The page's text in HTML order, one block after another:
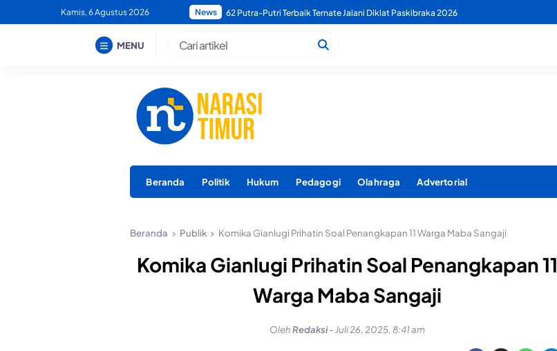
to
Kamis, 6 Agustus 2026 News Bupati Morotai Minta PDAM Benahi Pelayanan Air Bersih Secara Menyeluruh
MENU
Beranda Politik Hukum Pedagogi Olahraga Advertorial
Beranda Publik Komika Gianlugi Prihatin Soal Penangkapan 11 Warga Maba Sangaji
Komika Gianlugi Prihatin Soal Penangkapan 11
Warga Maba Sangaji
OlehRedaksi - Juli 26, 2025, 8:41 am